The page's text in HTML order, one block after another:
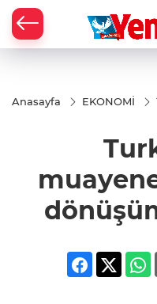
Anasayfa EKONOMİ